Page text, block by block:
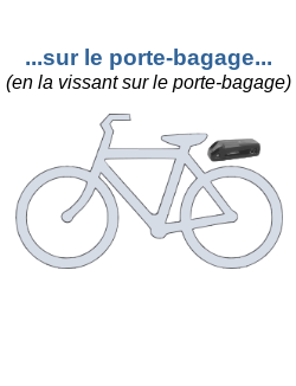
...sur le porte-bagage...
(en la vissant sur le porte-bagage)